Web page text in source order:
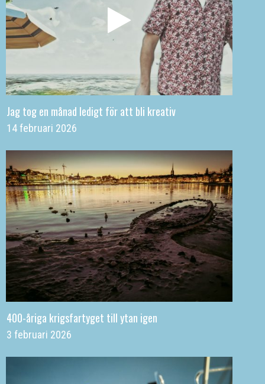
Jag tog en månad ledigt för att bli kreativ
14 februari 2026
400-åriga krigsfartyget till ytan igen
3 februari 2026